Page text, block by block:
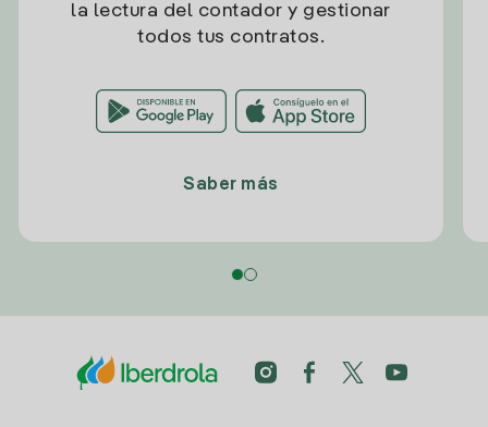
la lectura del contador y gestionar
todos tus contratos.
Saber más